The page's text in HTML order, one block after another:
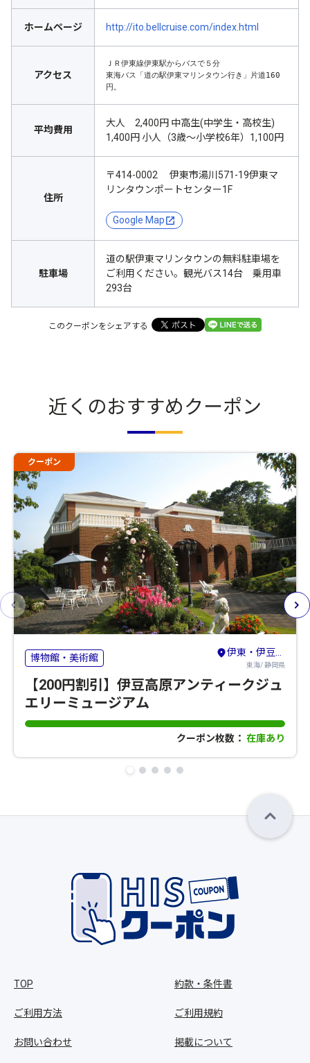
ホームページ http://ito.bellcruise.com/index.html
アクセス
ＪＲ伊東線伊東駅からバスで５分
東海バス「道の駅伊東マリンタウン行き」片道160
円。
平均費用
大人 2,400円 中高生(中学生・高校生)
1,400円 小人（3歳～小学校6年）1,100円
住所
〒414-0002 伊東市湯川571-19伊東マ
リンタウンポートセンター1F
Google Map
駐車場
道の駅伊東マリンタウンの無料駐車場を
ご利用ください。観光バス14台 乗用車
293台
このクーポンをシェアする
近くのおすすめクーポン
クーポン
博物館・美術館 伊東・伊豆高原・宇佐美
東海/ 静岡県
【200円割引】伊豆高原アンティークジュ
エリーミュージアム
クーポン枚数： 在庫あり
TOP
ご利用方法
お問い合わせ
約款・条件書
ご利用規約
掲載について